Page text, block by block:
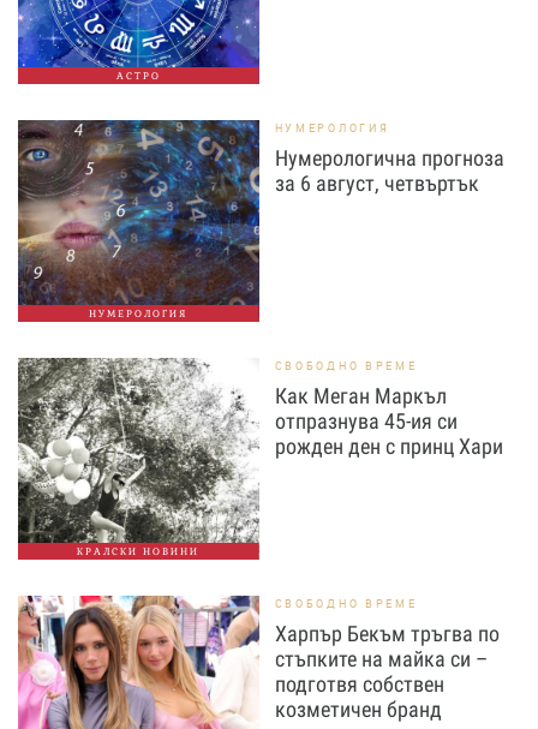
АСТРО
НУМЕРОЛОГИЯ
НУМЕРОЛОГИЯ
Нумерологична прогноза
за 6 август, четвъртък
КРАЛСКИ НОВИНИ
СВОБОДНО ВРЕМЕ
Как Меган Маркъл
отпразнува 45-ия си
рожден ден с принц Хари
СВОБОДНО ВРЕМЕ
Харпър Бекъм тръгва по
стъпките на майка си –
подготвя собствен
козметичен бранд